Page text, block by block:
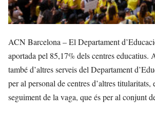
ACN Barcelona – El Departament
aportada pel 85,17% dels centres educatius.
també d’altres serveis del Departament
per al personal de centres d’altres
seguiment de la vaga, que és per al conjunt